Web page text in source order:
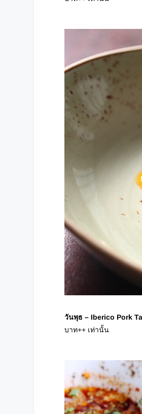
วันพุธ– Iberico Pork
บาท++ เท่านั้น